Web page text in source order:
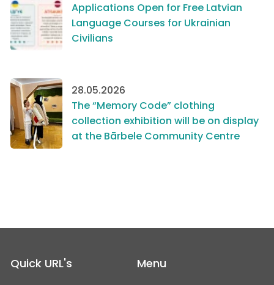
Applications Open for Free Latvian
Language Courses for Ukrainian
Civilians
28.05.2026
The “Memory Code” clothing
collection exhibition will be on display
at the Bārbele Community Centre
Quick URL's Menu